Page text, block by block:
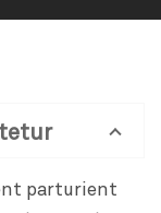
parturient